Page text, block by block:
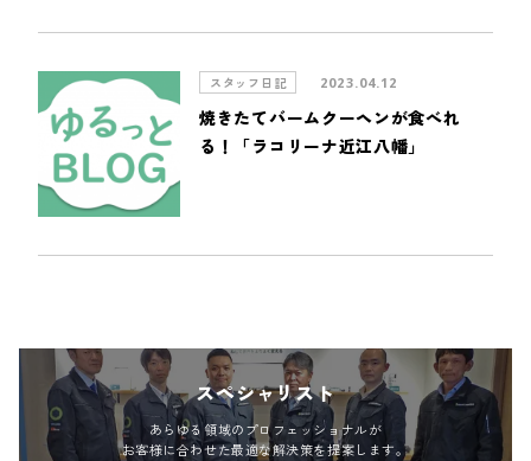
スタッフ日記 2023.04.12
焼きたてバームクーヘンが食べれ
る！「ラコリーナ近江八幡」
スペシャリスト
あらゆる領域のプロフェッショナルが
お客様に合わせた最適な解決策を提案します。